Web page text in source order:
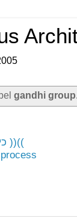
gandhi group.